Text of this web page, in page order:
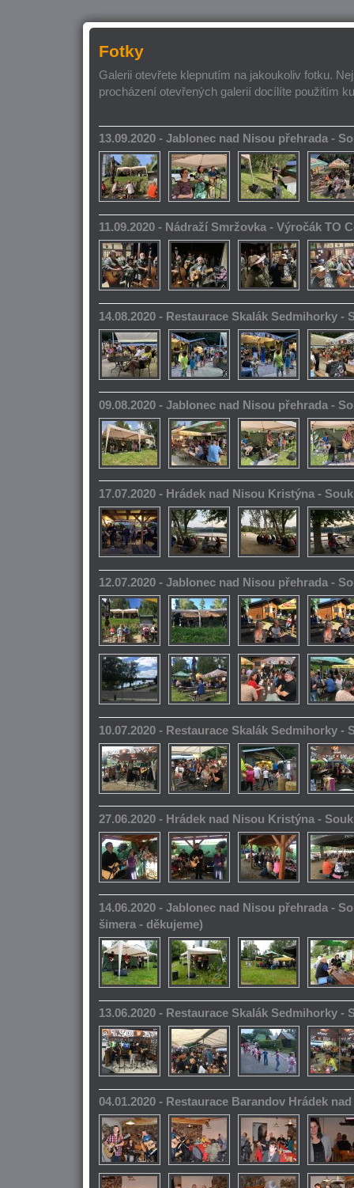
Fotky
Galerii otevřete klepnutím na jakoukoliv fotku.
procházení otevřených galerií docílíte použitím
13.09.2020 - Jablonec nad Nisou přehrada -
11.09.2020 - Nádraží Smržovka - Výročák TO
14.08.2020 - Restaurace Skalák Sedmihorky -
09.08.2020 - Jablonec nad Nisou přehrada -
17.07.2020 - Hrádek nad Nisou Kristýna -
12.07.2020 - Jablonec nad Nisou přehrada -
10.07.2020 - Restaurace Skalák Sedmihorky -
27.06.2020 - Hrádek nad Nisou Kristýna -
14.06.2020 - Jablonec nad Nisou přehrada -
šimera - děkujeme)
13.06.2020 - Restaurace Skalák Sedmihorky -
04.01.2020 - Restaurace Barandov Hrádek